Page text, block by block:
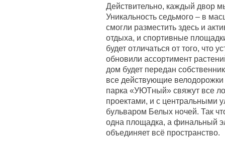
Действительно, каждый двор
Уникальность седьмого – в
смогли разместить здесь и
отдыха, и спортивные
будет отличаться от того, что
обновили ассортимент
дом будет передан
все действующие
парка «УЮТный» свяжут все
проектами, и с центральными
бульваром Белых ночей. Так
одна площадка, а финальный
объединяет всё пространство.